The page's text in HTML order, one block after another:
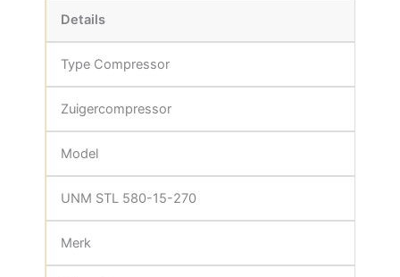
Details
Type Compressor
Zuigercompressor
Model
UNM STL 580-15-270
Merk